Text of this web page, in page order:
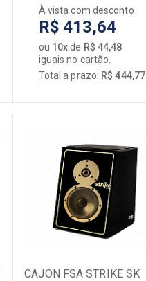
À vista com desconto
R$ 413,64
ou 10xde R$ 44,48
iguais no cartão.
Total a prazo: R$ 444,77
CAJON FSA STRIKE SK